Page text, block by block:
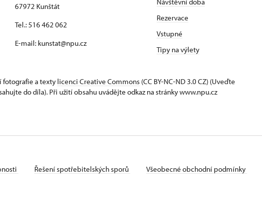
67972 Kunštát
Tel.: 516 462 062
E-mail: kunstat@npu.cz
Rezervace
Vstupné
Tipy na výlety
fotografie a texty licenci Creative Commons (CC BY-NC-ND 3.0 CZ) (Uveďte
do díla). Při užití obsahu uvádějte odkaz na stránky www.npu.cz
Řešení spotřebitelských sporů Všeobecné obchodní podmínky